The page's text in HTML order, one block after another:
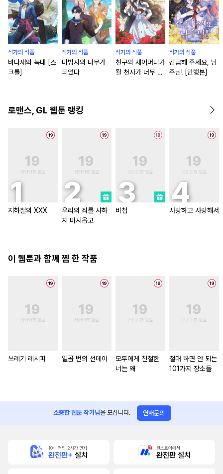
작가의 작품
바다새와 늑대 [스
크롤]
작가의 작품
마법사의 나무가
되었다
작가의 작품
친구의 새어머니가
될 천사가 너무 착
작가의 작품
감금해 주세요, 남
주님! [단행본]
로맨스, GL 웹툰 랭킹
지하철의 XXX
우리의 죄를 사하
지 마시옵고
비첩 사랑하고 사랑해서
이 웹툰과 함께 찜 한 작품
쓰레기 레시피 일곱 번의 선데이
모두에게 친절한
너는 왜
절대 하면 안 되는
101가지 장소들
소중한 웹툰 작가님을 모십니다. 연재문의
10배 적립, 2시간 먼저
완전판+ 설치
원스토어에서
완전판 설치